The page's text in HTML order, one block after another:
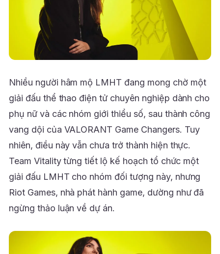
Nhiều người hâm mộ LMHT đang mong chờ một
giải đấu thể thao điện tử chuyên nghiệp dành cho
phụ nữ và các nhóm giới thiểu số, sau thành công
vang dội của VALORANT Game Changers. Tuy
nhiên, điều này vẫn chưa trở thành hiện thực.
Team Vitality từng tiết lộ kế hoạch tổ chức một
giải đấu LMHT cho nhóm đối tượng này, nhưng
Riot Games, nhà phát hành game, dường như đã
ngừng thảo luận về dự án.